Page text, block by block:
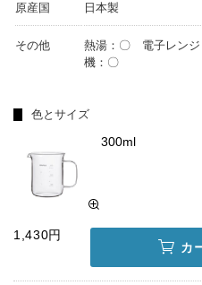
原産国 日本製
その他
熱湯：〇 電子レン
機：〇
色とサイズ
300ml
1,430円
カ